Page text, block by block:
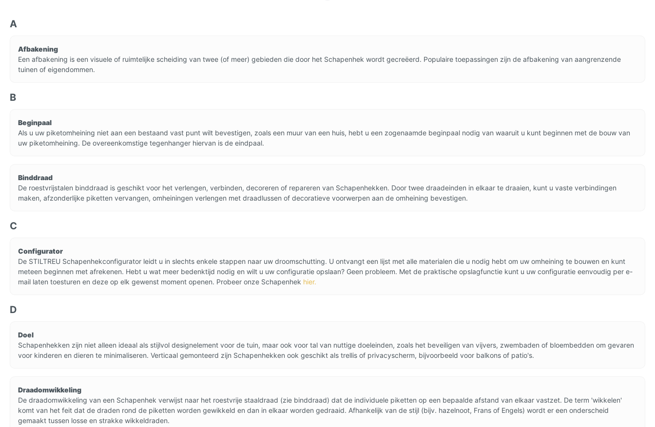
A
Afbakening
Een afbakening is een visuele of ruimtelijke scheiding van twee (of meer) gebieden die door het Schapenhek wordt gecreëerd. Populaire toepassingen zijn de afbakening van aangrenzende
tuinen of eigendommen.
B
Beginpaal
Als u uw piketomheining niet aan een bestaand vast punt wilt bevestigen, zoals een muur van een huis, hebt u een zogenaamde beginpaal nodig van waaruit u kunt beginnen met de bouw van
uw piketomheining. De overeenkomstige tegenhanger hiervan is de eindpaal.
Binddraad
De roestvrijstalen binddraad is geschikt voor het verlengen, verbinden, decoreren of repareren van Schapenhekken. Door twee draadeinden in elkaar te draaien, kunt u vaste verbindingen
maken, afzonderlijke piketten vervangen, omheiningen verlengen met draadlussen of decoratieve voorwerpen aan de omheining bevestigen.
C
Configurator
De STILTREU Schapenhekconfigurator leidt u in slechts enkele stappen naar uw droomschutting. U ontvangt een lijst met alle materialen die u nodig hebt om uw omheining te bouwen en kunt
meteen beginnen met afrekenen. Hebt u wat meer bedenktijd nodig en wilt u uw configuratie opslaan? Geen probleem. Met de praktische opslagfunctie kunt u uw configuratie eenvoudig per e-
mail laten toesturen en deze op elk gewenst moment openen. Probeer onze Schapenhek hier.
D
Doel
Schapenhekken zijn niet alleen ideaal als stijlvol designelement voor de tuin, maar ook voor tal van nuttige doeleinden, zoals het beveiligen van vijvers, zwembaden of bloembedden om gevaren
voor kinderen en dieren te minimaliseren. Verticaal gemonteerd zijn Schapenhekken ook geschikt als trellis of privacyscherm, bijvoorbeeld voor balkons of patio's.
Draadomwikkeling
De draadomwikkeling van een Schapenhek verwijst naar het roestvrije staaldraad (zie binddraad) dat de individuele piketten op een bepaalde afstand van elkaar vastzet. De term 'wikkelen'
komt van het feit dat de draden rond de piketten worden gewikkeld en dan in elkaar worden gedraaid. Afhankelijk van de stijl (bijv. hazelnoot, Frans of Engels) wordt er een onderscheid
gemaakt tussen losse en strakke wikkeldraden.